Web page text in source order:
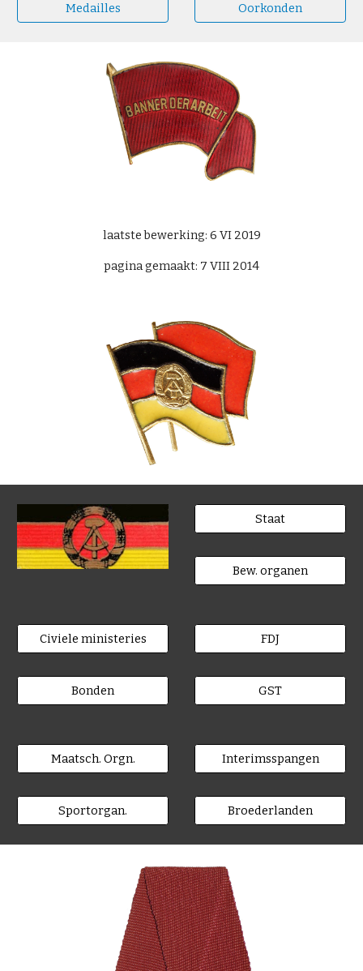
Medailles Oorkonden
laatste bewerking: 6 VI 2019
pagina gemaakt: 7 VIII 2014
Staat
Bew. organen
Civiele ministeries
Bonden
FDJ
GST
Maatsch. Orgn.
Sportorgan.
Interimsspangen
Broederlanden